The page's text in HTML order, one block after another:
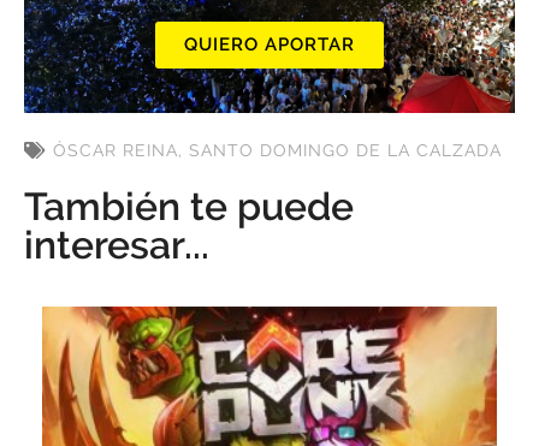
QUIERO APORTAR
ÓSCAR REINA, SANTO DOMINGO DE LA CALZADA
También te puede
interesar...